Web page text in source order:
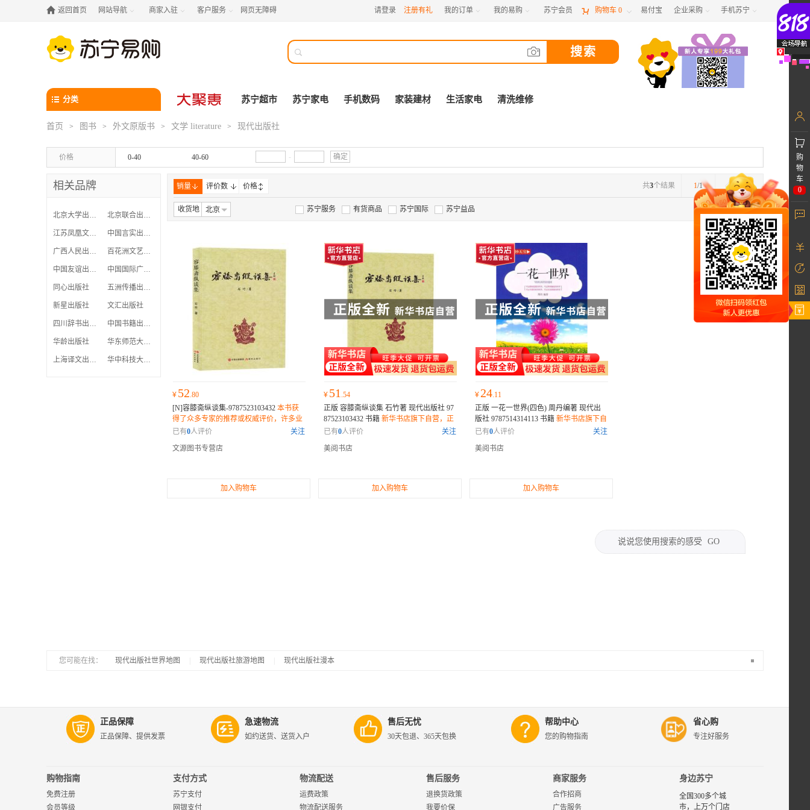
 返回首页 网站导航  商家入驻  客户服务  网页无障碍 请登录 注册有礼 我的订单  我的易购  苏宁会员  购物车 0  易付宝 企业采购  手机苏宁 

分类 苏宁超市 苏宁家电 手机数码 家装建材 生活家电 清洗维修
首页 > 图书 > 外文原版书 > 文学 literature > 现代出版社
价格 0-40 40-60 - 确定
销量 评价数 价格 1/1
共3个结果
收货地 北京 苏宁服务 有货商品 苏宁国际 苏宁益品
¥ 52.80
[N]容膝斋纵谈集-9787523103432 本书获
得了众多专家的推荐或权威评价，许多业
内人士和读者纷纷表示它是一部不可错过
已有0人评价
关注
文源图书专营店
加入购物车
¥ 51 .54
正版 容膝斋纵谈集 石竹著 现代出版社 97
87523103432 书籍 新华书店旗下自营，正
版全新
已有0人评价
关注
美阅书店
加入购物车
¥ 24.11
正版 一花一世界(四色) 周丹编著 现代出
版社 9787514314113 书籍 新华书店旗下自
营，正版全新
已有0人评价
关注
美阅书店
加入购物车
说说您使用搜索的感受 GO
相关品牌
北京大学出版社 北京联合出版公司
江苏凤凰文艺出版社 中国言实出版社
广西人民出版社有限公司 百花洲文艺出版社
中国友谊出版公司 中国国际广播出版社
同心出版社 五洲传播出版社
新星出版社 文汇出版社
四川辞书出版社 中国书籍出版社
华龄出版社 华东师范大学出版社
上海译文出版社 华中科技大学出版社
您可能在找： 现代出版社世界地图 现代出版社旅游地图 现代出版社漫本
区，为您提
正品保障
正品保障、提供发票
急速物流
如约送货、送货入户
售后无忧
30天包退、365天包换
帮助中心
您的购物指南
省心购
专注好服务
购物指南
免费注册
会员等级
支付方式
苏宁支付
网银支付
物流配送
运费政策
物流配送服务
售后服务
退换货政策
我要价保
商家服务
合作招商
广告服务
身边苏宁
全国300多个城
市，上万个门店
购
物
车
0